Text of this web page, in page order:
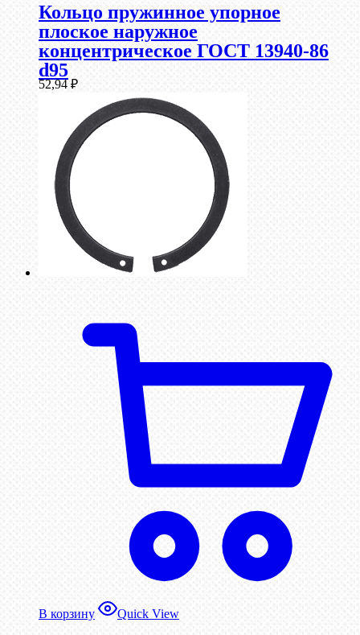
Кольцо пружинное упорное
плоское наружное
концентрическое ГОСТ 13940-86
d95
52,94₽
В корзину Quick View